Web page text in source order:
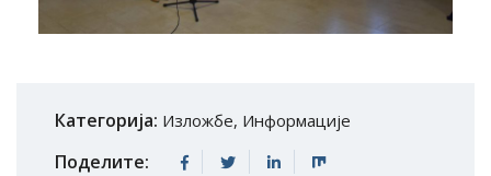
Категорија: Изложбе, Информације
Поделите: